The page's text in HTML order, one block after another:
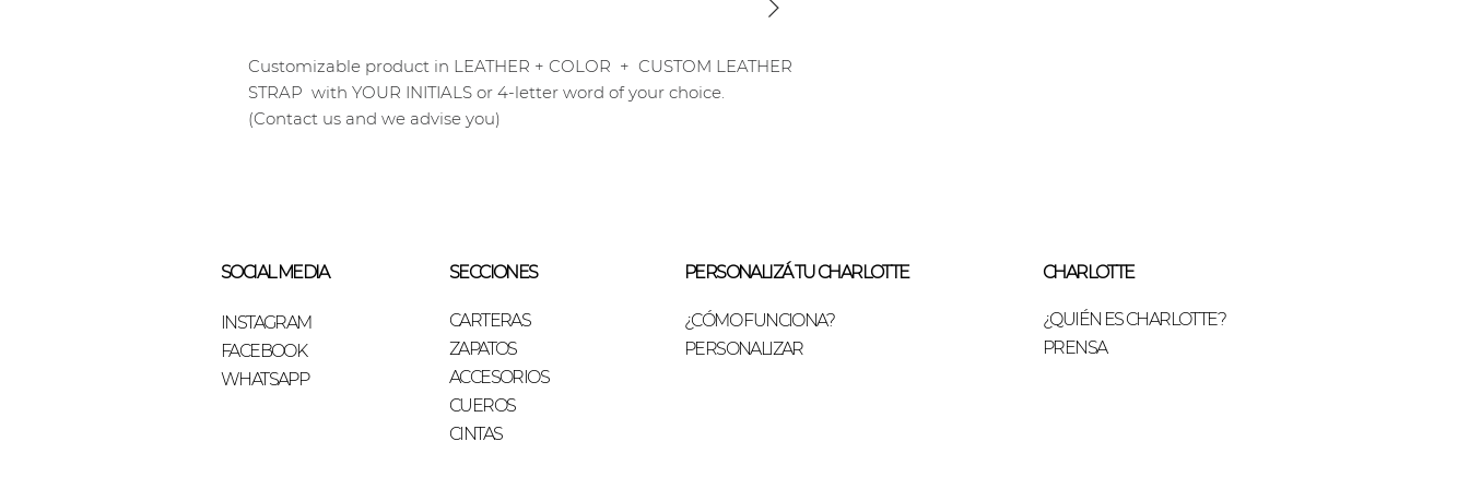
Customizable product in LEATHER + COLOR + CUSTOM LEATHER
STRAP with YOUR INITIALS or 4-letter word of your choice.
(Contact us and we advise you)
SOCIAL MEDIA
INSTAGRAM
FACEBOOK
WHATSAPP
SECCIONES
CARTERAS
ZAPATOS
ACCESORIOS
CUEROS
CINTAS
PERSONALIZÁ TU CHARLOTTE
¿CÓMO FUNCIONA?
PERSONALIZAR
CHARLOTTE
¿QUIÉN ES CHARLOTTE?
PRENSA